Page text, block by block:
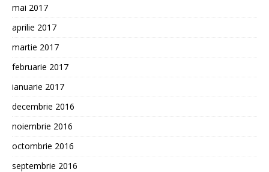
mai 2017
aprilie 2017
martie 2017
februarie 2017
ianuarie 2017
decembrie 2016
noiembrie 2016
octombrie 2016
septembrie 2016